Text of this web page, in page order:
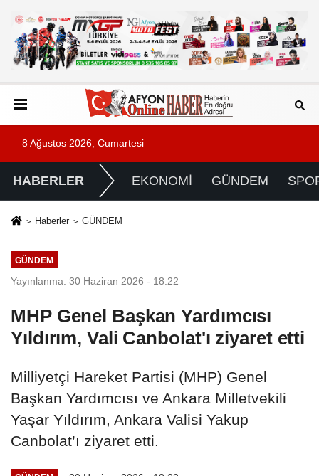
8 Ağustos 2026, Cumartesi
HABERLER EKONOMİ GÜNDEM
Haberler GÜNDEM
GÜNDEM
Yayınlanma: 30 Haziran 2026 - 18:22
MHP Genel Başkan Yardımcısı
Yıldırım, Vali Canbolat'ı ziyaret etti
Milliyetçi Hareket Partisi (MHP) Genel
Başkan Yardımcısı ve Ankara Milletvekili
Yaşar Yıldırım, Ankara Valisi Yakup
Canbolat’ı ziyaret etti.